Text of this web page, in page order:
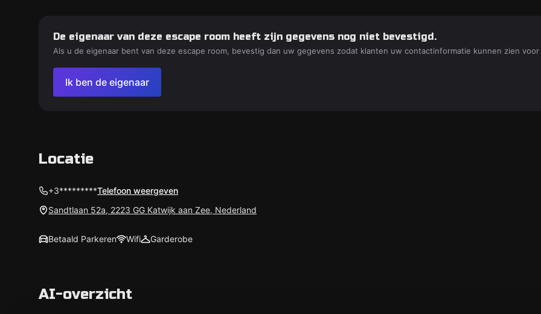
De eigenaar van deze escape room heeft zijn gegevens nog niet bevestigd.
Als u de eigenaar bent van deze escape room, bevestig dan uw gegevens zodat klanten uw contactinformatie kunnen zien
Ik ben de eigenaar
Locatie
+3*********Telefoon weergeven
Sandtlaan 52a, 2223 GG Katwijk aan Zee, Nederland
Betaald Parkeren Wifi Garderobe
AI-overzicht